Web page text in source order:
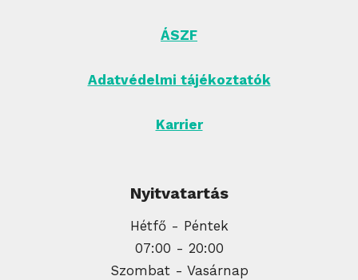
ÁSZF
Adatvédelmi tájékoztatók
Karrier
Nyitvatartás
Hétfő - Péntek
07:00 - 20:00
Szombat - Vasárnap